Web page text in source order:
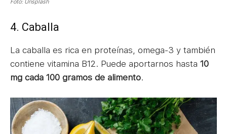
Foto: Unsplash
4. Caballa
La caballa es rica en proteínas, omega-3 y también
contiene vitamina B12. Puede aportarnos hasta 10
mg cada 100 gramos de alimento.